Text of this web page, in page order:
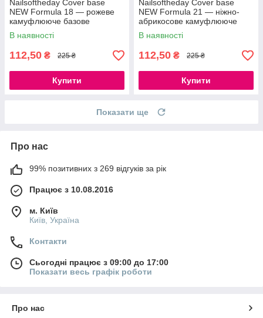
Nailsoftheday Cover base
NEW Formula 18 — рожеве
камуфлююче базове
покриття для нігтів, 10 мл
В наявності
112,50 ₴ 225 ₴
Купити
Nailsoftheday Cover base
NEW Formula 21 — ніжно-
абрикосове камуфлююче
базове покриття для нігтів, 10
мл
В наявності
112,50 ₴ 225 ₴
Купити
Показати ще
Про нас
99% позитивних з 269 відгуків за рік
Працює з 10.08.2016
м. Київ
Київ, Україна
Контакти
Сьогодні працює з 09:00 до 17:00
Показати весь графік роботи
Про нас